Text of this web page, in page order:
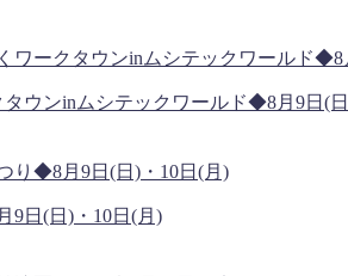
タウンinムシテックワールド◆8月9日(
9日(日)・10日(月)